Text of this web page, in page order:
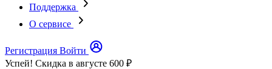
Поддержка
О сервисе
Регистрация Войти
Успей! Скидка в августе 600 ₽